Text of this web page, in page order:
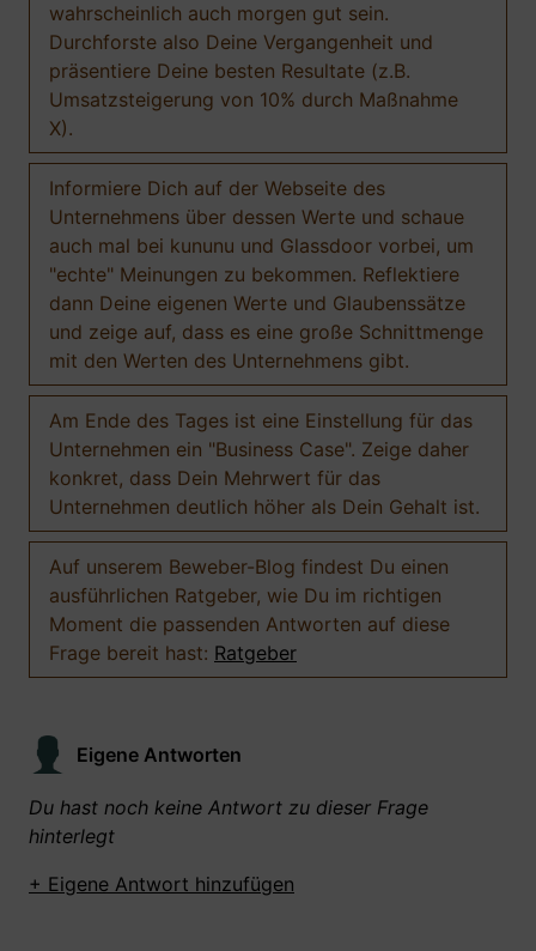
wahrscheinlich auch morgen gut sein.
Durchforste also Deine Vergangenheit und
präsentiere Deine besten Resultate (z.B.
Umsatzsteigerung von 10% durch Maßnahme
X).
Informiere Dich auf der Webseite des
Unternehmens über dessen Werte und schaue
auch mal bei kununu und Glassdoor vorbei, um
"echte" Meinungen zu bekommen. Reflektiere
dann Deine eigenen Werte und Glaubenssätze
und zeige auf, dass es eine große Schnittmenge
mit den Werten des Unternehmens gibt.
Am Ende des Tages ist eine Einstellung für das
Unternehmen ein "Business Case". Zeige daher
konkret, dass Dein Mehrwert für das
Unternehmen deutlich höher als Dein Gehalt ist.
Auf unserem Beweber-Blog findest Du einen
ausführlichen Ratgeber, wie Du im richtigen
Moment die passenden Antworten auf diese
Frage bereit hast: Ratgeber
Eigene Antworten
Du hast noch keine Antwort zu dieser Frage
hinterlegt
+ Eigene Antwort hinzufügen